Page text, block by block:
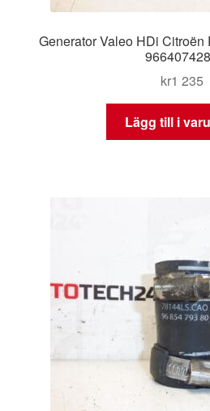
Generator Valeo HDi
kr1 235
Lägg till i